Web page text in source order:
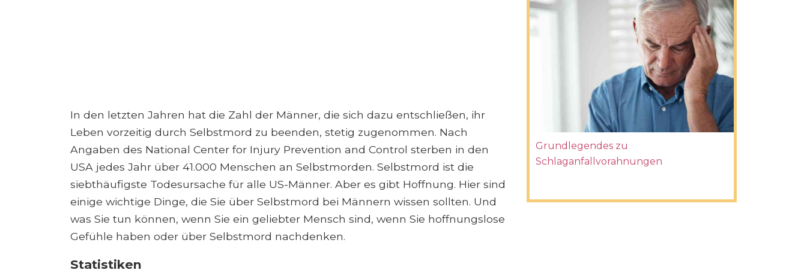
In den letzten Jahren hat die Zahl der Männer, die sich dazu entschließen, ihr
Leben vorzeitig durch Selbstmord zu beenden, stetig zugenommen. Nach
Angaben des National Center for Injury Prevention and Control sterben in den
USA jedes Jahr über 41.000 Menschen an Selbstmorden. Selbstmord ist die
siebthäufigste Todesursache für alle US-Männer. Aber es gibt Hoffnung. Hier sind
einige wichtige Dinge, die Sie über Selbstmord bei Männern wissen sollten. Und
was Sie tun können, wenn Sie ein geliebter Mensch sind, wenn Sie hoffnungslose
Gefühle haben oder über Selbstmord nachdenken.
Statistiken
Grundlegendes zu
Schlaganfallvorahnungen